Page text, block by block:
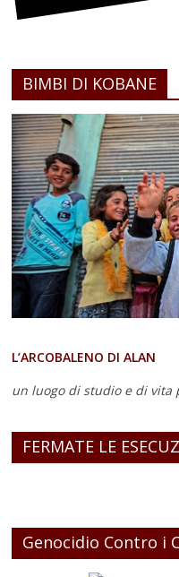
BIMBI DI KOBANE
L’ARCOBALENO DI ALAN
un luogo di studio e di vita
FERMATE LE
Genocidio Contro i